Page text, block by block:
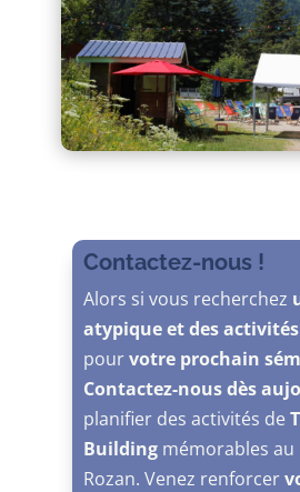
Contactez-nous !
Alors si vous recherchez
atypique et des
pourvotre prochain
Contactez-nous dès
planifier des activités de
Buildingmémorables au
Rozan. Venez renforcer